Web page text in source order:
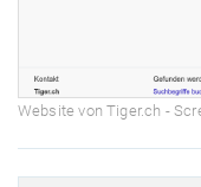
Website von Tiger.ch -